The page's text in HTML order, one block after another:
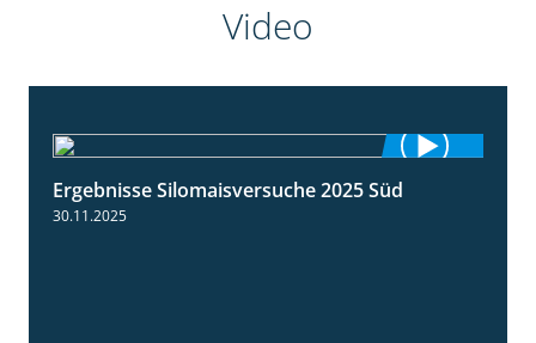
Video
Ergebnisse Silomaisversuche 2025 Süd
30.11.2025